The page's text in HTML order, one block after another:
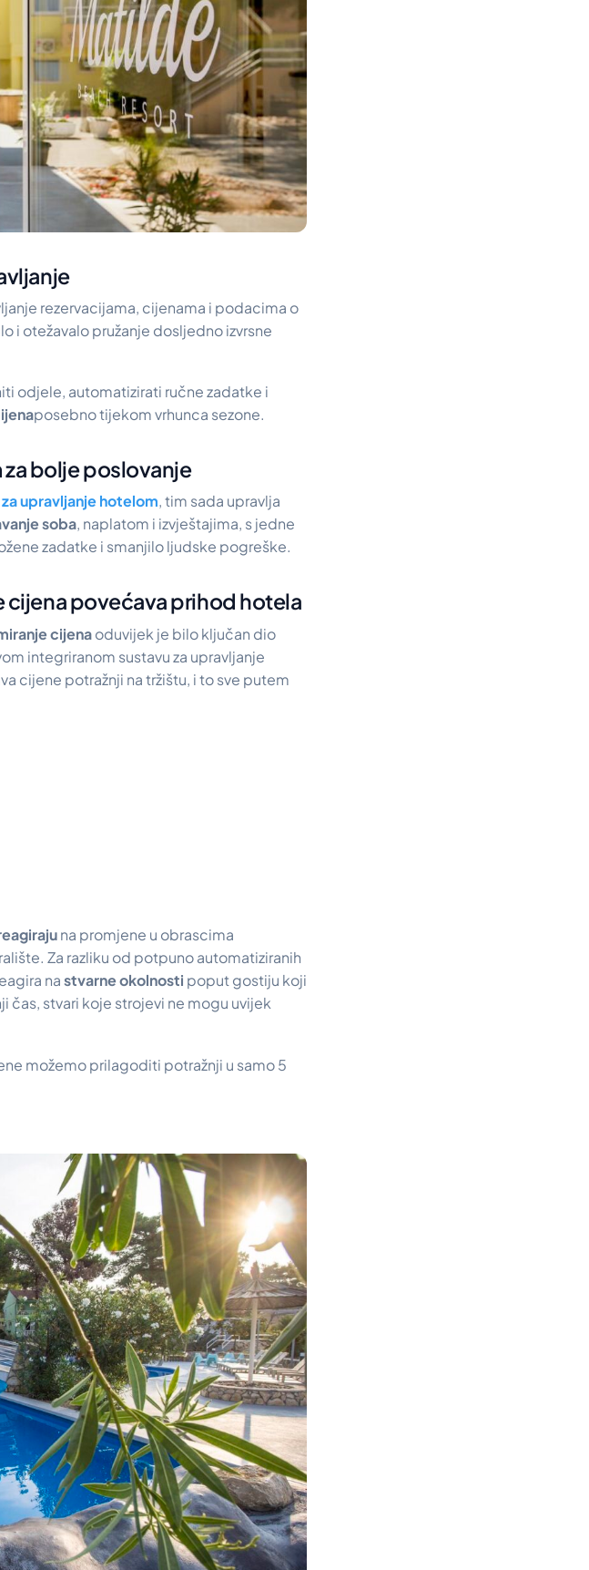
rezervacijama, cijenama i podacima o
i otežavalo pružanje dosljedno izvrsne
odjele, automatizirati ručne zadatke i
posebno tijekom vrhunca sezone.
bolje poslovanje
upravljanje hotelom, tim sada upravlja
soba, naplatom i izvještajima, s jedne
zadatke i smanjilo ljudske pogreške.
cijena povećava prihod hotela
cijenaoduvijek je bilo ključan dio
integriranom sustavu za upravljanje
cijene potražnji na tržištu, i to sve putem
na promjene u obrascima
Za razliku od potpuno automatiziranih
nastvarne okolnosti poput gostiju koji
čas, stvari koje strojevi ne mogu uvijek
možemo prilagoditi potražnji u samo 5